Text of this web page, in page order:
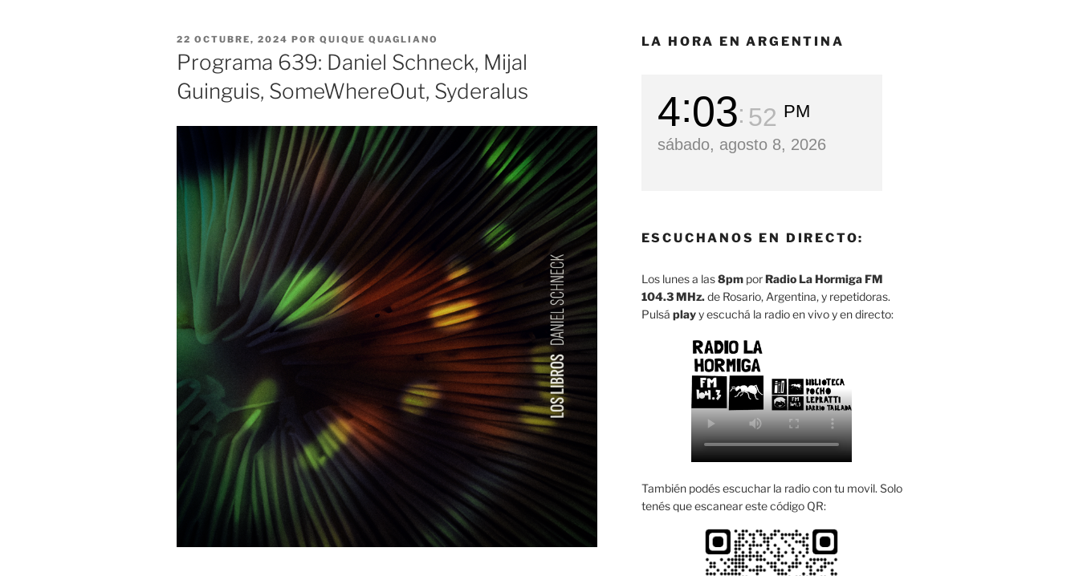
PUBLICADO
EL
22 OCTUBRE, 2024 POR QUIQUE QUAGLIANO
Programa 639: Daniel Schneck, Mijal
Guinguis, SomeWhereOut, Syderalus
LA HORA EN ARGENTINA
4 03 53 PM
sábado, agosto 8, 2026
ESCUCHANOS EN DIRECTO:
Los lunes a las8pmporRadio La Hormiga FM
104.3 MHz.de Rosario, Argentina, y repetidoras.
Pulsá playy escuchá la radio en vivo y en directo:
También podés escuchar la radio con tu movil. Solo
tenés que escanear este código QR: